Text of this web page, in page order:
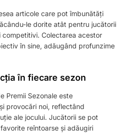
articole care pot îmbunătăți
le dorite atât pentru jucătorii
Colectarea acestor
în sine, adăugând profunzime
în fiecare sezon
Premii Sezonale este
provocări noi, reflectând
ale jocului. Jucătorii se pot
reîntoarse și adăugiri